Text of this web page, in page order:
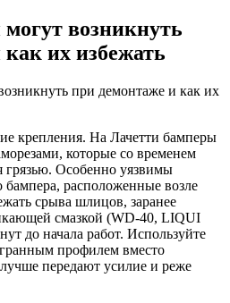
возникнуть
их избежать
крепления. На Лачетти бамперы
которые со временем
Особенно уязвимы
расположенные возле
срыва шлицов, заранее
смазкой (WD-40, LIQUI
до начала работ. Используйте
профилем вместо
передают усилие и реже